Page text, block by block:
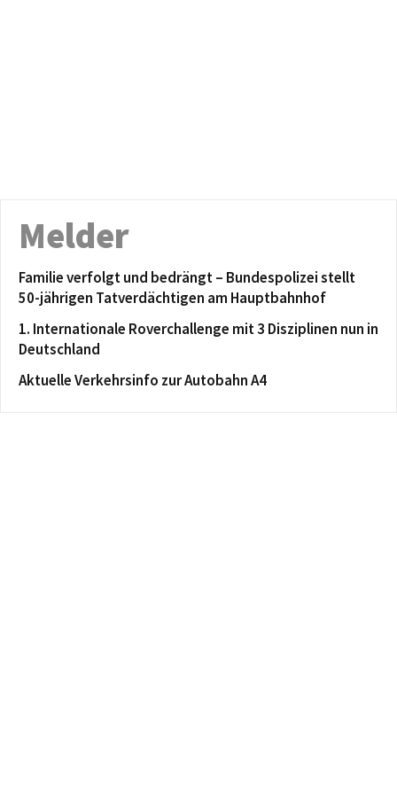
Melder
Familie verfolgt und bedrängt – Bundespolizei stellt
50-jährigen Tatverdächtigen am Hauptbahnhof
1. Internationale Roverchallenge mit 3 Disziplinen nun in
Deutschland
Aktuelle Verkehrsinfo zur Autobahn A4